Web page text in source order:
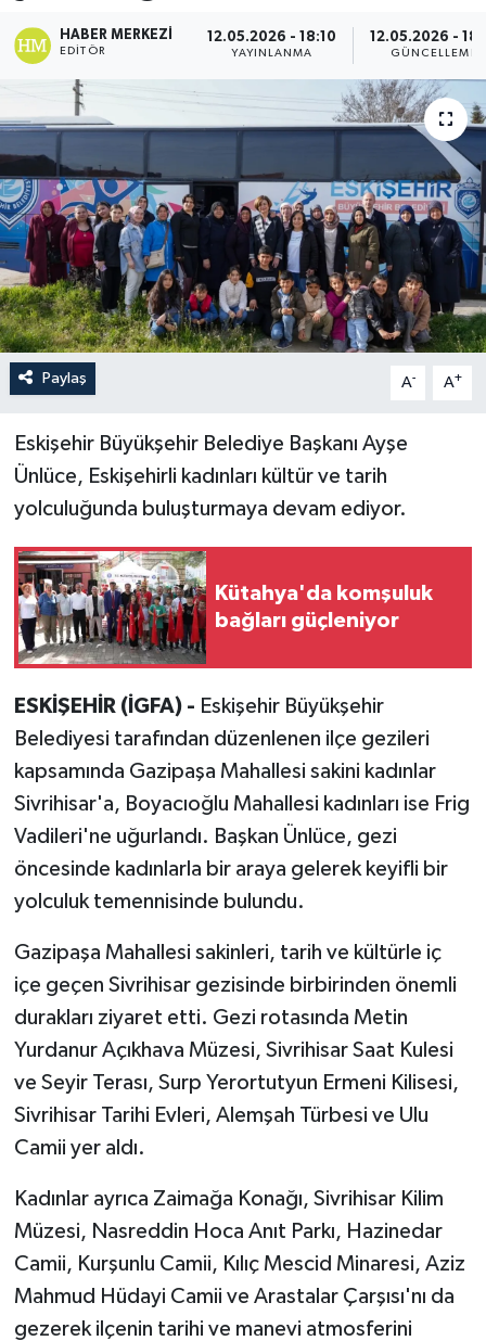
HABER MERKEZI
EDITÖR
12.05.2026 - 18:10
YAYINLANMA
12.05.2026 -
GÜNCELLEME
Paylaş A- A+
Eskişehir Büyükşehir Belediye Başkanı Ayşe
Ünlüce, Eskişehirli kadınları kültür ve tarih
yolculuğunda buluşturmaya devam ediyor.
Kütahya'da komşuluk
bağları güçleniyor
ESKİŞEHİR (İGFA) - Eskişehir Büyükşehir
Belediyesi tarafından düzenlenen ilçe gezileri
kapsamında Gazipaşa Mahallesi sakini kadınlar
Sivrihisar'a, Boyacıoğlu Mahallesi kadınları ise Frig
Vadileri'ne uğurlandı. Başkan Ünlüce, gezi
öncesinde kadınlarla bir araya gelerek keyifli bir
yolculuk temennisinde bulundu.
Gazipaşa Mahallesi sakinleri, tarih ve kültürle iç
içe geçen Sivrihisar gezisinde birbirinden önemli
durakları ziyaret etti. Gezi rotasında Metin
Yurdanur Açıkhava Müzesi, Sivrihisar Saat Kulesi
ve Seyir Terası, Surp Yerortutyun Ermeni Kilisesi,
Sivrihisar Tarihi Evleri, Alemşah Türbesi ve Ulu
Camii yer aldı.
Kadınlar ayrıca Zaimağa Konağı, Sivrihisar Kilim
Müzesi, Nasreddin Hoca Anıt Parkı, Hazinedar
Camii, Kurşunlu Camii, Kılıç Mescid Minaresi, Aziz
Mahmud Hüdayi Camii ve Arastalar Çarşısı'nı da
gezerek ilçenin tarihi ve manevi atmosferini